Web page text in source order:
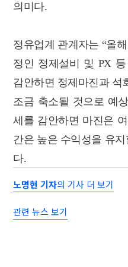
의미다.
정유업계 관계자는 “올
정인 정제설비 및 PX
감안하면 정제마진과 석
조금 축소될 것으로 예
세를 감안하면 마진은
간은 높은 수익성을 유
다.
노명현 기자의 기사 더 보기
관련 뉴스 보기